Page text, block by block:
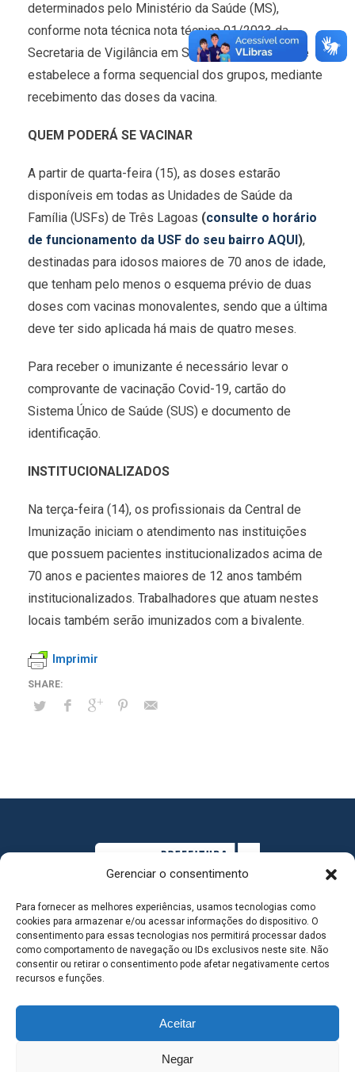
Gerenciar o consentimento
Para fornecer as melhores experiências, usamos tecnologias como
cookies para armazenar e/ou acessar informações do dispositivo. O
consentimento para essas tecnologias nos permitirá processar dados
como comportamento de navegação ou IDs exclusivos neste site. Não
consentir ou retirar o consentimento pode afetar negativamente certos
recursos e funções.
Aceitar
Negar
determinados pelo Ministério da Saúde (MS),
conforme nota técnica nota técnica 01/2023 da
Secretaria de Vigilância em Saúde e Ambiente, que
estabelece a forma sequencial dos grupos, mediante
recebimento das doses da vacina.
QUEM PODERÁ SE VACINAR
A partir de quarta-feira (15), as doses estarão
disponíveis em todas as Unidades de Saúde da
Família (USFs) de Três Lagoas (consulte o horário
de funcionamento da USF do seu bairro AQUI ),
destinadas para idosos maiores de 70 anos de idade,
que tenham pelo menos o esquema prévio de duas
doses com vacinas monovalentes, sendo que a última
deve ter sido aplicada há mais de quatro meses.
Para receber o imunizante é necessário levar o
comprovante de vacinação Covid-19, cartão do
Sistema Único de Saúde (SUS) e documento de
identificação.
INSTITUCIONALIZADOS
Na terça-feira (14), os profissionais da Central de
Imunização iniciam o atendimento nas instituições
que possuem pacientes institucionalizados acima de
70 anos e pacientes maiores de 12 anos também
institucionalizados. Trabalhadores que atuam nestes
locais também serão imunizados com a bivalente.
Imprimir
MAPA DO SITE
SEDE DO ADMINISTRATIVO MUNICIPAL - Avenida